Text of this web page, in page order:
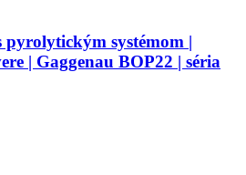
systémom |
| Gaggenau BOP22 | séria